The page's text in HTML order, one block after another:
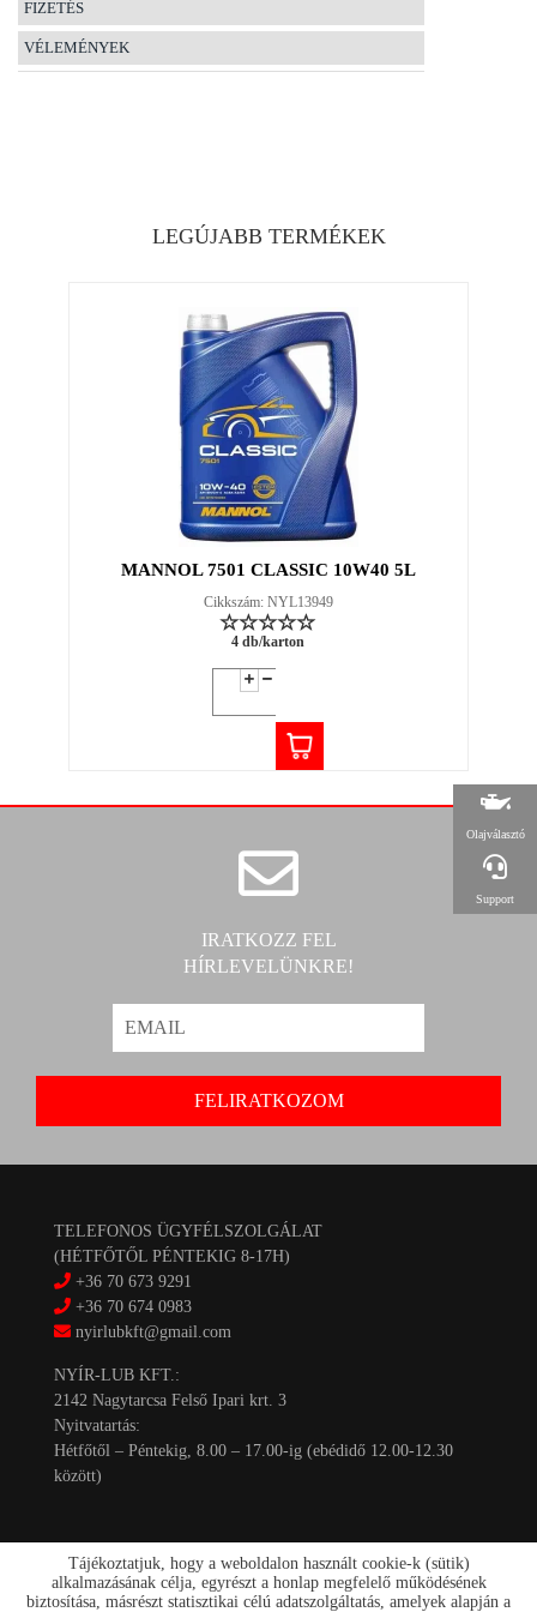
FIZETÉS
VÉLEMÉNYEK
LEGÚJABB TERMÉKEK
MANNOL 7501 CLASSIC 10W40 5L
Cikkszám: NYL13949
4 db/karton
IRATKOZZ FEL
HÍRLEVELÜNKRE!
TELEFONOS ÜGYFÉLSZOLGÁLAT
(HÉTFŐTŐL PÉNTEKIG 8-17H)
+36 70 673 9291
+36 70 674 0983
nyirlubkft@gmail.com
NYÍR-LUB KFT.:
2142 Nagytarcsa Felső Ipari krt. 3
Nyitvatartás:
Hétfőtől – Péntekig, 8.00 – 17.00-ig (ebédidő 12.00-12.30
között)
Olajválasztó
Support
Tájékoztatjuk, hogy a weboldalon használt cookie-k (sütik)
alkalmazásának célja, egyrészt a honlap megfelelő működésének
biztosítása, másrészt statisztikai célú adatszolgáltatás, amelyek alapján a